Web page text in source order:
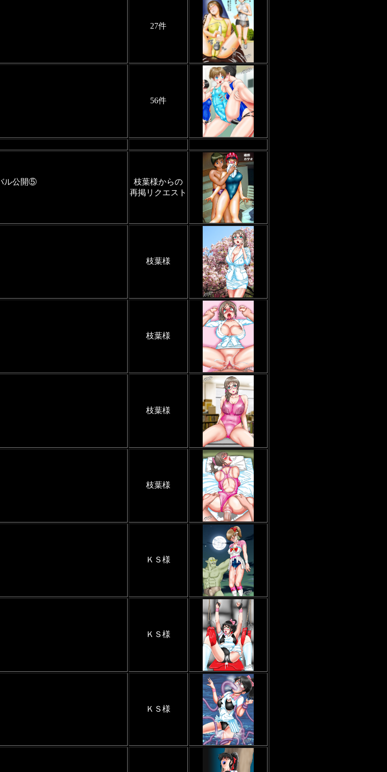
27件
56件
ル公開⑤
枝葉様からの
再掲リクエスト
枝葉様
枝葉様
枝葉様
枝葉様
ＫＳ様
ＫＳ様
ＫＳ様